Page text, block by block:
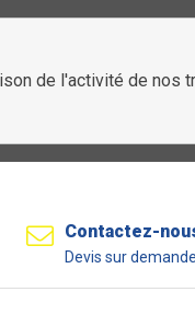
de l'activité de nos
Contactez-
Devis sur demande